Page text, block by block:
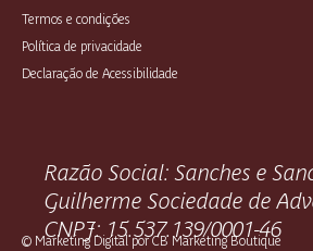
Termos e condições
Política de privacidade
Declaração de Acessibilidade
Razão Social: Sanches e
Guilherme Sociedade de
CNPJ: 15.537.139/0001-46
© Marketing Digital por CB Marketing Boutique